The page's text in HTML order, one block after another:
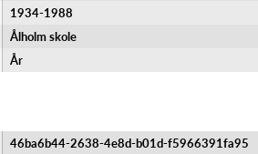
1934-​1988
Ålholm skole
År
46ba6b44-2638-4e8d-b01d-f5966391fa95